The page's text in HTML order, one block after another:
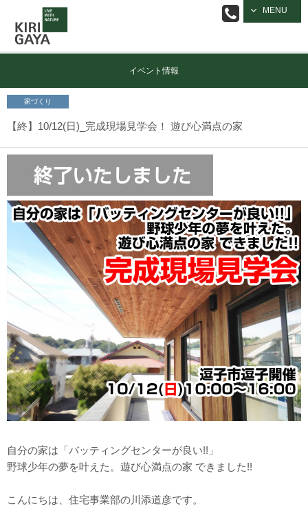
MENU
逗子の工務店
｜キリガヤ
イベント情報
家づくり
【終】10/12(日)_完成現場見学会！ 遊び心満点の家
自分の家は「バッティングセンターが良い!!」
野球少年の夢を叶えた。遊び心満点の家 できました!!
こんにちは、住宅事業部の川添道彦です。